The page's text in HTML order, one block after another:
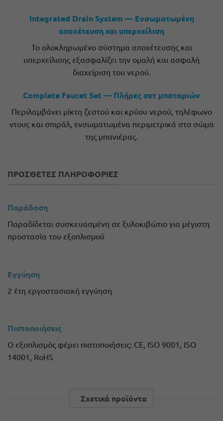
Integrated Drain System — Ενσωματωμένη
αποχέτευση και υπερχείλιση
Το ολοκληρωμένο σύστημα αποχέτευσης και
υπερχείλισης εξασφαλίζει την ομαλή και ασφαλή
διαχείριση του νερού.
Complete Faucet Set — Πλήρες σετ μπαταριών
Περιλαμβάνει μίκτη ζεστού και κρύου νερού, τηλέφωνο
ντους και σπιράλ, ενσωματωμένα περιμετρικά στο σώμα
της μπανιέρας.
ΠΡΟΣΘΕΤΕΣ ΠΛΗΡΟΦΟΡΙΕΣ
Παράδοση
Παραδίδεται συσκευασμένη σε ξυλοκιβώτιο για μέγιστη
προστασία του εξοπλισμού
Εγγύηση
2 έτη εργοστασιακή εγγύηση
Πιστοποιήσεις
Ο εξοπλισμός φέρει πιστοποιήσεις: CE, ISO 9001, ISO
14001, RoHS
Σχετικά προϊόντα